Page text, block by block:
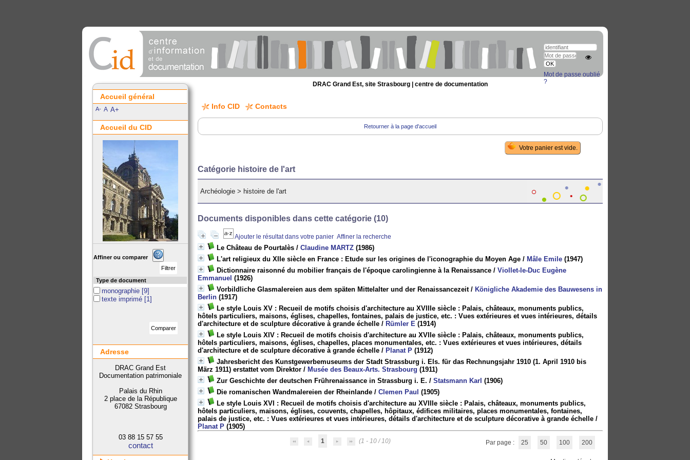
DRAC Grand Est, site Strasbourg | centre de documentation
Info CID Contacts
Retourner à la page d'accueil
Catégorie histoire de l'art
Archéologie > histoire de l'art
Documents disponibles dans cette catégorie (10)
Ajouter le résultat dans votre panier Affiner la recherche
Le Château de Pourtalès /Claudine MARTZ (1986)
L'art religieux du XIIe siècle en France : Etude sur les origines de l'iconographie du Moyen Age / Mâle Emile (1947)
Dictionnaire raisonné du mobilier français de l'époque carolingienne à la Renaissance /Viollet-le-Duc Eugène
Emmanuel (1926)
Vorbildliche Glasmalereien aus dem späten Mittelalter und der Renaissancezeit/ Königliche Akademie des Bauwesens in
Berlin (1917)
Le style Louis XV : Recueil de motifs choisis d'architecture au XVIIIe siècle : Palais, châteaux, monuments publics,
hôtels particuliers, maisons, églises, chapelles, fontaines, palais de justice, etc. : Vues extérieures et vues intérieures, détails
d'architecture et de sculpture décorative à grande échelle / Rümler E (1914)
Le style Louis XIV : Recueil de motifs choisis d'architecture au XVIIe siècle : Palais, châteaux, monuments publics,
hôtels particuliers, maisons, églises, chapelles, places monumentales, etc. : Vues extérieures et vues intérieures, détails
d'architecture et de sculpture décorative à grande échelle / Planat P (1912)
Jahresbericht des Kunstgewerbemuseums der Stadt Strassburg i. Els. für das Rechnungsjahr 1910 (1. April 1910 bis
März 1911) erstattet vom Direktor / Musée des Beaux-Arts. Strasbourg (1911)
Zur Geschichte der deutschen Frührenaissance in Strassburg i. E. /Statsmann Karl (1906)
Die romanischen Wandmalereien der Rheinlande /Clemen Paul (1905)
Le style Louis XVI : Recueil de motifs choisis d'architecture au XVIIIe siècle : Palais, châteaux, monuments publics,
hôtels particuliers, maisons, églises, couvents, chapelles, hôpitaux, édifices militaires, places monumentales, fontaines,
palais de justice, etc. : Vues extérieures et vues intérieures, détails d'architecture et de sculpture décorative à grande échelle /
Planat P (1905)
1 (1 - 10 / 10) Par page : 25 50 100 200
Accueil général
A- A A+
Accueil du CID
Mot de passe oublié
?
Affiner ou comparer
Type de document
monographie [9]
texte imprimé [1]
Adresse
DRAC Grand Est
Documentation patrimoniale
Palais du Rhin
2 place de la République
67082 Strasbourg
03 88 15 57 55
contact